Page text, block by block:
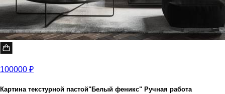
100000 ₽
Картина текстурной пастой"Белый феникс" Ручная работа